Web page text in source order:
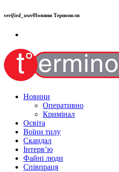
verified_userНовини Тернополя
Новини
Оперативно
Кримінал
Освіта
Воїни тилу
Скандал
Інтерв’ю
Файні люди
Співпраця